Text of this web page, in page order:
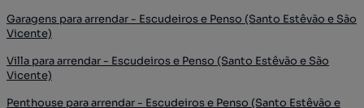
Garagens para arrendar - Escudeiros e Penso (Santo Estêvão e São
Vicente)
Villa para arrendar - Escudeiros e Penso (Santo Estêvão e São
Vicente)
Penthouse para arrendar - Escudeiros e Penso (Santo Estêvão e